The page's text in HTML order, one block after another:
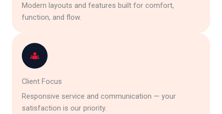
Modern layouts and features built for comfort,
function, and flow.
Client Focus
Responsive service and communication — your
satisfaction is our priority.